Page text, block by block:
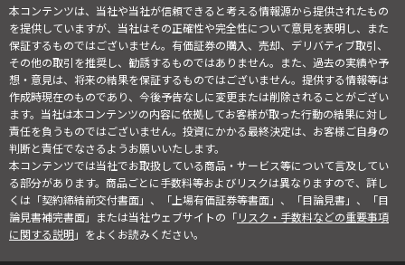
本コンテンツは、当社や当社が信頼できると考える情報源から提供されたもの
を提供していますが、当社はその正確性や完全性について意見を表明し、また
保証するものではございません。有価証券の購入、売却、デリバティブ取引、
その他の取引を推奨し、勧誘するものではありません。また、過去の実績や予
想・意見は、将来の結果を保証するものではございません。提供する情報等は
作成時現在のものであり、今後予告なしに変更または削除されることがござい
ます。当社は本コンテンツの内容に依拠してお客様が取った行動の結果に対し
責任を負うものではございません。投資にかかる最終決定は、お客様ご自身の
判断と責任でなさるようお願いいたします。
本コンテンツでは当社でお取扱している商品・サービス等について言及してい
る部分があります。商品ごとに手数料等およびリスクは異なりますので、詳し
くは「契約締結前交付書面」、「上場有価証券等書面」、「目論見書」、「目
論見書補完書面」または当社ウェブサイトの「リスク・手数料などの重要事項
に関する説明」をよくお読みください。